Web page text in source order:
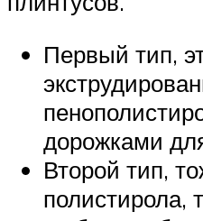
Первый тип,
дорожками
Второй тип,
полистирола,